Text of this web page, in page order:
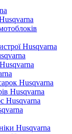
Husqvarna
Husqvarna
Husqvarna
Husqvarna
Husqvarna